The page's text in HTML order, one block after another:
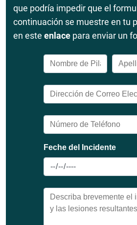
que podría impedir que el
continuación se muestre en tu
en este enlace para enviar un